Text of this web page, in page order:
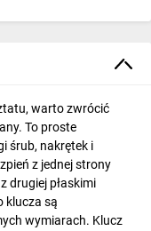
warto zwrócić
To proste
śrub, nakrętek i
z jednej strony
drugiej płaskimi
klucza są
wymiarach. Klucz